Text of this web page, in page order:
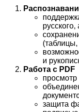
русского,
и
Работа с PDF
защита